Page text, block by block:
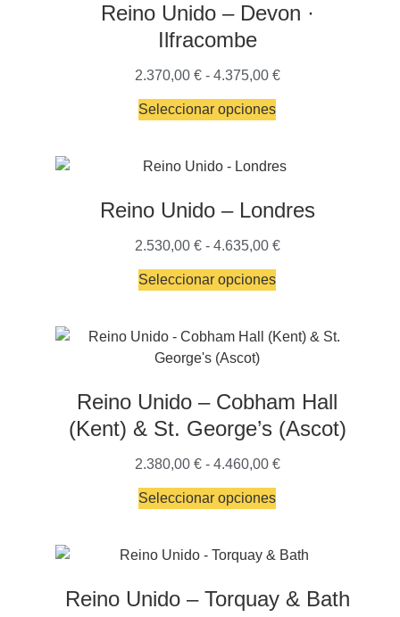
Reino Unido – Devon ·
Ilfracombe
2.370,00 € - 4.375,00 €
Seleccionar opciones
Reino Unido – Londres
2.530,00 € - 4.635,00 €
Seleccionar opciones
Reino Unido – Cobham Hall
(Kent) & St. George’s (Ascot)
2.380,00 € - 4.460,00 €
Seleccionar opciones
Reino Unido – Torquay & Bath